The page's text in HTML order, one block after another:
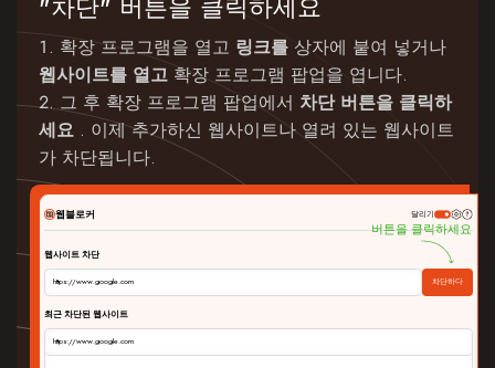
확장 프로그램을 열고 링크를 상자에 붙여 넣거나
웹사이트를 열고 확장 프로그램 팝업을 엽니다.
그 후 확장 프로그램 팝업에서 차단 버튼을 클릭하
세요 . 이제 추가하신 웹사이트나 열려 있는 웹사이트
가 차단됩니다.
웹블로커 달리기
웹사이트 차단
https://www.google.com
버튼을 클릭하세요
차단하다
최근 차단된 웹사이트
https://www.google.com